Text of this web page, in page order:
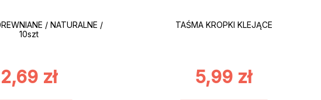
/ NATURALNE /
10szt
2,69 zł
TAŚMA KROPKI KLEJĄCE
5,99 zł